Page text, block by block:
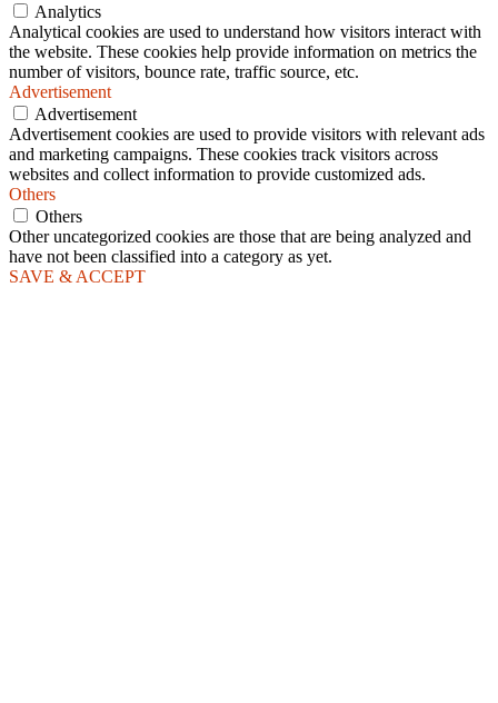
Analytics
Analytical cookies are used to understand how visitors interact with
the website. These cookies help provide information on metrics the
number of visitors, bounce rate, traffic source, etc.
Advertisement
Advertisement
Advertisement cookies are used to provide visitors with relevant ads
and marketing campaigns. These cookies track visitors across
websites and collect information to provide customized ads.
Others
Others
Other uncategorized cookies are those that are being analyzed and
have not been classified into a category as yet.
SAVE & ACCEPT